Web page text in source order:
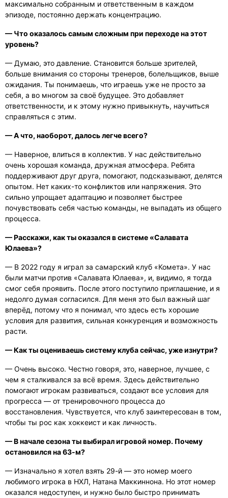
максимально собранным и ответственным в каждом
эпизоде, постоянно держать концентрацию.
— Что оказалось самым сложным при переходе на этот
уровень?
— Думаю, это давление. Становится больше зрителей,
больше внимания со стороны тренеров, болельщиков, выше
ожидания. Ты понимаешь, что играешь уже не просто за
себя, а во многом за своё будущее. Это добавляет
ответственности, и к этому нужно привыкнуть, научиться
справляться с этим.
— А что, наоборот, далось легче всего?
— Наверное, влиться в коллектив. У нас действительно
очень хорошая команда, дружная атмосфера. Ребята
поддерживают друг друга, помогают, подсказывают, делятся
опытом. Нет каких-то конфликтов или напряжения. Это
сильно упрощает адаптацию и позволяет быстрее
почувствовать себя частью команды, не выпадать из общего
процесса.
— Расскажи, как ты оказался в системе «Салавата
Юлаева»?
— В 2022 году я играл за самарский клуб «Комета». У нас
были матчи против «Салавата Юлаева», и, видимо, я тогда
смог себя проявить. После этого поступило приглашение, и я
недолго думая согласился. Для меня это был важный шаг
вперёд, потому что я понимал, что здесь есть хорошие
условия для развития, сильная конкуренция и возможность
расти.
— Как ты оцениваешь систему клуба сейчас, уже изнутри?
— Очень высоко. Честно говоря, это, наверное, лучшее, с
чем я сталкивался за всё время. Здесь действительно
помогают игрокам развиваться, создают все условия для
прогресса — от тренировочного процесса до
восстановления. Чувствуется, что клуб заинтересован в том,
чтобы ты рос как хоккеист и как личность.
— В начале сезона ты выбирал игровой номер. Почему
остановился на 63-м?
— Изначально я хотел взять 29-й — это номер моего
любимого игрока в НХЛ, Натана Маккиннона. Но этот номер
оказался недоступен, и нужно было быстро принимать